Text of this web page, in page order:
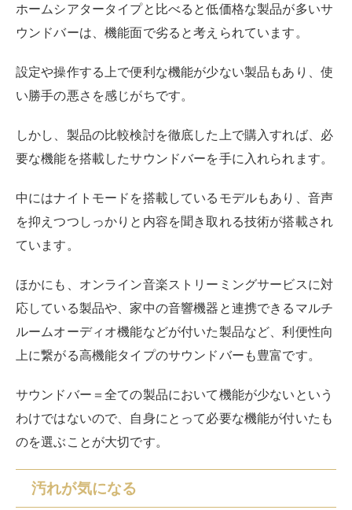
ホームシアタータイプと比べると低価格な製品が多いサ
ウンドバーは、機能面で劣ると考えられています。
設定や操作する上で便利な機能が少ない製品もあり、使
い勝手の悪さを感じがちです。
しかし、製品の比較検討を徹底した上で購入すれば、必
要な機能を搭載したサウンドバーを手に入れられます。
中にはナイトモードを搭載しているモデルもあり、音声
を抑えつつしっかりと内容を聞き取れる技術が搭載され
ています。
ほかにも、オンライン音楽ストリーミングサービスに対
応している製品や、家中の音響機器と連携できるマルチ
ルームオーディオ機能などが付いた製品など、利便性向
上に繋がる高機能タイプのサウンドバーも豊富です。
サウンドバー＝全ての製品において機能が少ないという
わけではないので、自身にとって必要な機能が付いたも
のを選ぶことが大切です。
汚れが気になる